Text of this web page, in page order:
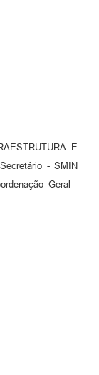
E
- SMIN
Geral -